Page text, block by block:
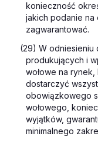
konieczność
jakich podanie na
zagwarantować.
(29) W odniesieniu
produkujących i
wołowe na
dostarczyć
obowiązkowego
wołowego,
wyjątków,
minimalnego